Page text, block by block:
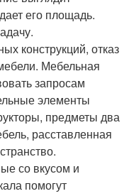
его площадь.
конструкций, отказ
Мебельная
запросам
элементы
предметы два
расставленная
со вкусом и
помогут